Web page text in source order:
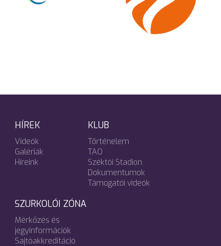
HÍREK
Videók
Galériák
Híreink
KLUB
Történelem
TAO
Széktói Stadion
Dokumentumok
Támogatói videók
SZURKOLÓI ZÓNA
Mérkőzés és
jegyinformációk
Sajtóakkreditáció